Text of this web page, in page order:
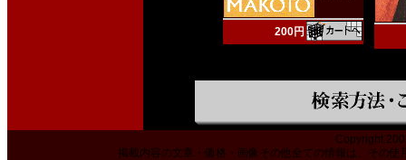
200円
Copyright
掲載内容の文章・価格・画像その他全ての情報は、その